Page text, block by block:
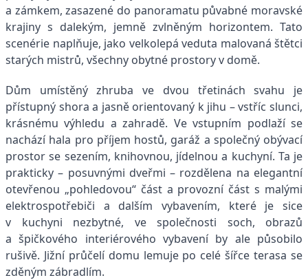
a zámkem, zasazené do panoramatu půvabné moravské
krajiny s dalekým, jemně zvlněným horizontem. Tato
scenérie naplňuje, jako velkolepá veduta malovaná štětci
starých mistrů, všechny obytné prostory v domě.
Dům umístěný zhruba ve dvou třetinách svahu je
přístupný shora a jasně orientovaný k jihu – vstříc slunci,
krásnému výhledu a zahradě. Ve vstupním podlaží se
nachází hala pro příjem hostů, garáž a společný obývací
prostor se sezením, knihovnou, jídelnou a kuchyní. Ta je
prakticky – posuvnými dveřmi – rozdělena na elegantní
otevřenou „pohledovou“ část a provozní část s malými
elektrospotřebiči a dalším vybavením, které je sice
v kuchyni nezbytné, ve společnosti soch, obrazů
a špičkového interiérového vybavení by ale působilo
rušivě. Jižní průčelí domu lemuje po celé šířce terasa se
zděným zábradlím.